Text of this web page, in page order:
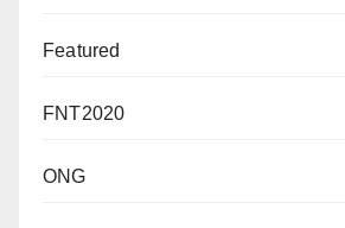
Featured
FNT2020
ONG